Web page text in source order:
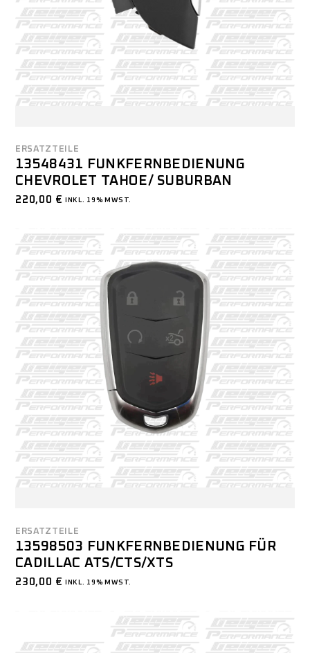
ERSATZTEILE
13548431 FUNKFERNBEDIENUNG
CHEVROLET TAHOE/ SUBURBAN
220,00 € INKL. 19% MWST.
ERSATZTEILE
13598503 FUNKFERNBEDIENUNG FÜR
CADILLAC ATS/CTS/XTS
230,00 € INKL. 19% MWST.